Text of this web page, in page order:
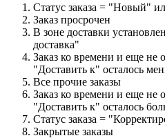
Статус заказа = "Новый"
Заказ просрочен
В зоне доставки
доставка"
Заказ ко времени и еще не
"Доставить к" осталось
Все прочие заказы
Заказ ко времени и еще не
"Доставить к" осталось
Статус заказа =
Закрытые заказы